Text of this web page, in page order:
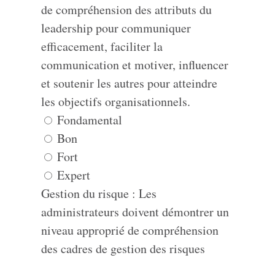
de compréhension des attributs du
leadership pour communiquer
efficacement, faciliter la
communication et motiver, influencer
et soutenir les autres pour atteindre
les objectifs organisationnels.
Fondamental
Bon
Fort
Expert
Gestion du risque : Les
administrateurs doivent démontrer un
niveau approprié de compréhension
des cadres de gestion des risques